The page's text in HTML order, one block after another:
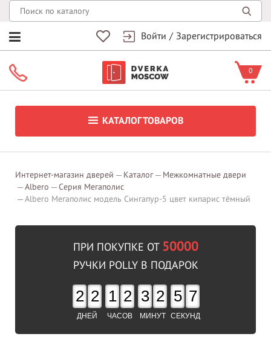
Войти / Зарегистрироваться
0
КАТАЛОГ ТОВАРОВ
Интернет-магазин дверей Каталог
Межкомнатные двери
Albero
Серия Мегаполис
Albero Мегаполис модель Сингапур-5 цвет кипарис тёмный
ПРИ ПОКУПКЕ ОТ 50000
РУЧКИ POLLY В ПОДАРОК
2 2
ДНЕЙ
1 2
ЧАСОВ
3 2
МИНУТ
5 6
СЕКУНД